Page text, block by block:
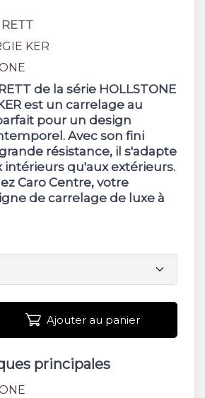
KER
de la série HOLLSTONE
est un carrelage au
pour un design
Avec son fini
résistance, il s'adapte
intérieurs qu'aux extérieurs.
Caro Centre, votre
de carrelage de luxe à
Ajouter au panier
principales